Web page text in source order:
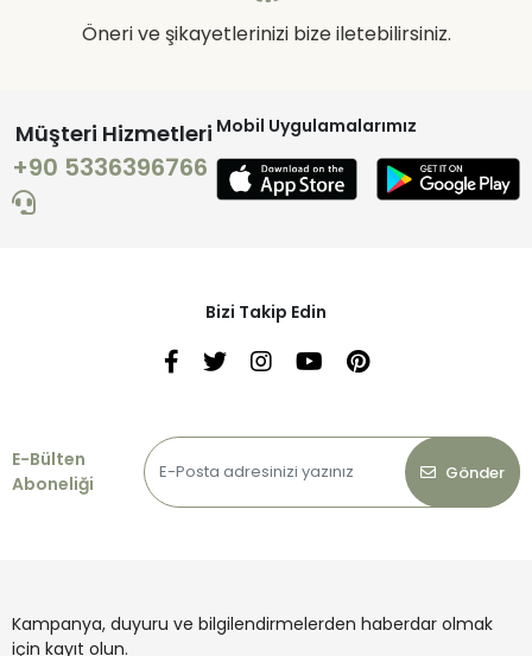
Öneri ve şikayetlerinizi bize iletebilirsiniz.
Müşteri Hizmetleri
+90 5336396766
Mobil Uygulamalarımız
Bizi Takip Edin
E-Bülten
Aboneliği
Gönder
Kampanya, duyuru ve bilgilendirmelerden haberdar olmak
için kayıt olun.